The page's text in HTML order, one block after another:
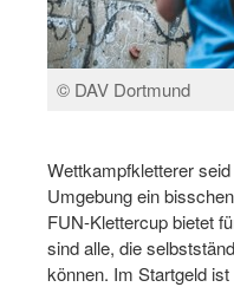
Erste-Hilfe-
Anmeldeformular /
Bezuschussung
Projekte
Open Sports Day
Dortmund lernt
© DAV Dortmund
Wettkampfkletterer
Umgebung ein
FUN-Klettercup bietet
sind alle, die
können. Im Startgeld